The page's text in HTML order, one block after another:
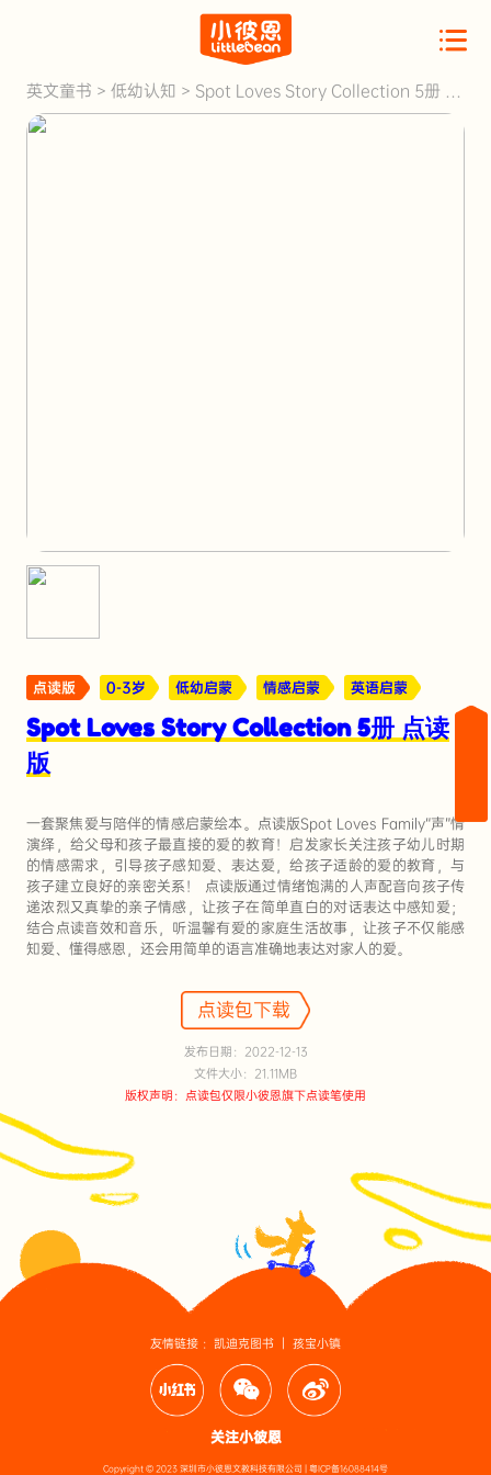
英文童书 > 低幼认知 > Spot Loves Story Collection 5册 点
读版
Spot Loves Story Collection 5册 点读
版
一套聚焦爱与陪伴的情感启蒙绘本。点读版Spot Loves Family“声”情
演绎，给父母和孩子最直接的爱的教育！启发家长关注孩子幼儿时期
的情感需求，引导孩子感知爱、表达爱，给孩子适龄的爱的教育，与
孩子建立良好的亲密关系！ 点读版通过情绪饱满的人声配音向孩子传
递浓烈又真挚的亲子情感，让孩子在简单直白的对话表达中感知爱；
结合点读音效和音乐，听温馨有爱的家庭生活故事，让孩子不仅能感
知爱、懂得感恩，还会用简单的语言准确地表达对家人的爱。
点读包下载
点读版 0-3岁 低幼启蒙 情感启蒙 英语启蒙
发布日期：2022-12-13
文件大小：21.11MB
版权声明：点读包仅限小彼恩旗下点读笔使用
友情链接 ： 凯迪克图书 孩宝小镇
关注小彼恩
Copyright © 2023 深圳市小彼恩文教科技有限公司 | 粤ICP备16088414号